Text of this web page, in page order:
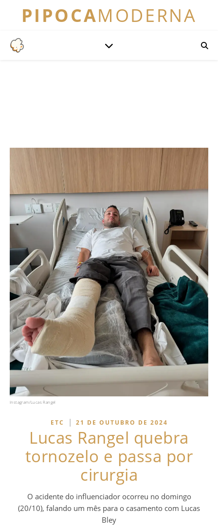
PIPOCAMODERNA
Instagram/Lucas Rangel
ETC | 21 DE OUTUBRO DE 2024
Lucas Rangel quebra
tornozelo e passa por
cirurgia
O acidente do influenciador ocorreu no domingo
(20/10), falando um mês para o casamento com Lucas
Bley